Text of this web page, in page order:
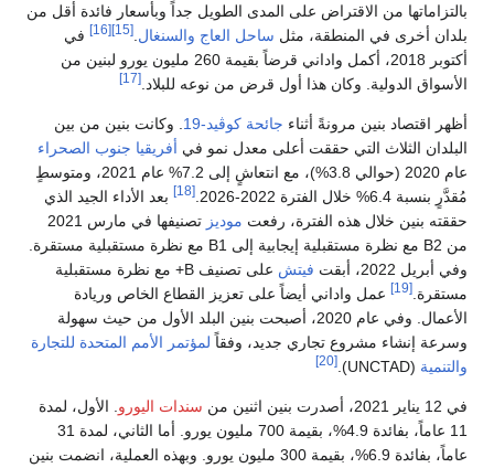
بالتزاماتها من الاقتراض على المدى الطويل جداً وبأسعار فائدة أقل من
بلدان أخرى في المنطقة، مثل ساحل العاج والسنغال [15]
[16]
في
أكتوبر 2018، أكمل واداني قرضاً بقيمة 260 مليون يورو لبنين من
الأسواق الدولية. وكان هذا أول قرض من نوعه للبلاد. [17]
أظهر اقتصاد بنين مرونةً أثناء جائحة كوڤيد-19
. وكانت بنين من بين
البلدان الثلاث التي حققت أعلى معدل نمو في أفريقيا جنوب الصحراء
عام 2020 (حوالي 3.8%)، مع انتعاشٍ إلى 7.2% عام 2021، ومتوسطٍ
مُقدَّرٍ بنسبة 6.4% خلال الفترة 2022-2026.
[18]
بعد الأداء الجيد الذي
حققته بنين خلال هذه الفترة، رفعت موديز
تصنيفها في مارس 2021
من B2 مع نظرة مستقبلية إيجابية إلى B1 مع نظرة مستقبلية مستقرة.
وفي أبريل 2022، أبقت
فيتش
على تصنيف B+ مع نظرة مستقبلية
مستقرة. [19]
عمل واداني أيضاً على تعزيز القطاع الخاص وريادة
الأعمال. وفي عام 2020، أصبحت بنين البلد الأول من حيث سهولة
وسرعة إنشاء مشروع تجاري جديد، وفقاً لمؤتمر الأمم المتحدة للتجارة
والتنمية (UNCTAD).
[20]
في 12 يناير 2021، أصدرت بنين اثنين من سندات اليورو . الأول، لمدة
11 عاماً، بفائدة 4.9%، بقيمة 700 مليون يورو. أما الثاني، لمدة 31
عاماً، بفائدة 6.9%، بقيمة 300 مليون يورو. وبهذه العملية، انضمت بنين